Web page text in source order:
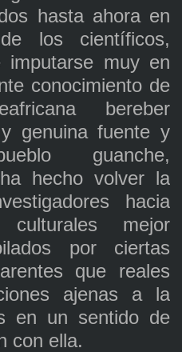
hasta ahora en
los científicos,
muy en
conocimiento de
bereber
genuina fuente y
guanche,
hecho volver la
hacia
mejor
por ciertas
que reales
ajenas a la
en un sentido de
con ella.